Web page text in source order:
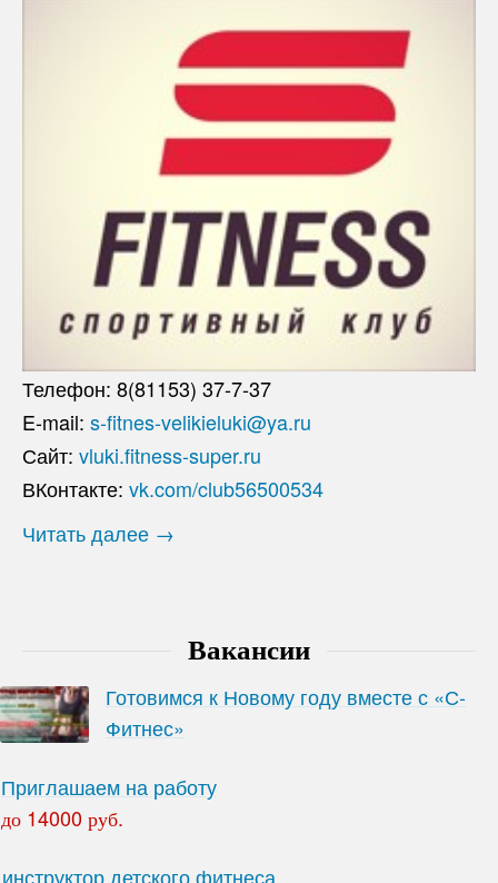
Телефон: 8(81153) 37-7-37
E-mail: s-fitnes-velikieluki@ya.ru
Сайт: vluki.fitness-super.ru
ВКонтакте: vk.com/club56500534
Читать далее →
Вакансии
Готовимся к Новому году вместе с «С-
Фитнес»
Приглашаем на работу
до 14000 руб.
инструктор детского фитнеса